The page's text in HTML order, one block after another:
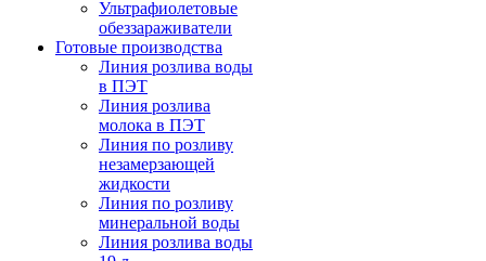
Ультрафиолетовые
обеззараживатели
Готовые производства
Линия розлива воды
в ПЭТ
Линия розлива
молока в ПЭТ
Линия по розливу
незамерзающей
жидкости
Линия по розливу
минеральной воды
Линия розлива воды